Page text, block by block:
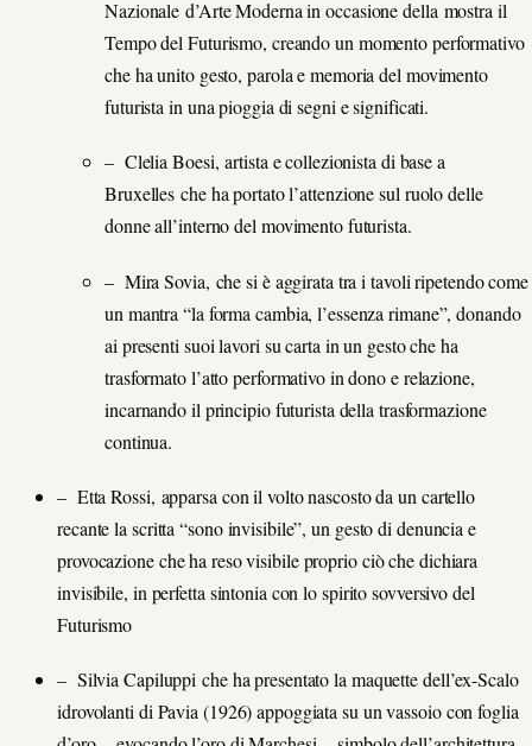
Nazionale d’Arte Moderna in occasione della mostra il
Tempo del Futurismo, creando un momento performativo
che ha unito gesto, parola e memoria del movimento
futurista in una pioggia di segni e significati.
– Clelia Boesi, artista e collezionista di base a
Bruxelles che ha portato l’attenzione sul ruolo delle
donne all’interno del movimento futurista.
– Mira Sovia, che si è aggirata tra i tavoli ripetendo come
un mantra “la forma cambia, l’essenza rimane”, donando
ai presenti suoi lavori su carta in un gesto che ha
trasformato l’atto performativo in dono e relazione,
incarnando il principio futurista della trasformazione
continua.
– Etta Rossi, apparsa con il volto nascosto da un cartello
recante la scritta “sono invisibile”, un gesto di denuncia e
provocazione che ha reso visibile proprio ciò che dichiara
invisibile, in perfetta sintonia con lo spirito sovversivo del
Futurismo
– Silvia Capiluppi che ha presentato la maquette dell’ex-Scalo
idrovolanti di Pavia (1926) appoggiata su un vassoio con foglia